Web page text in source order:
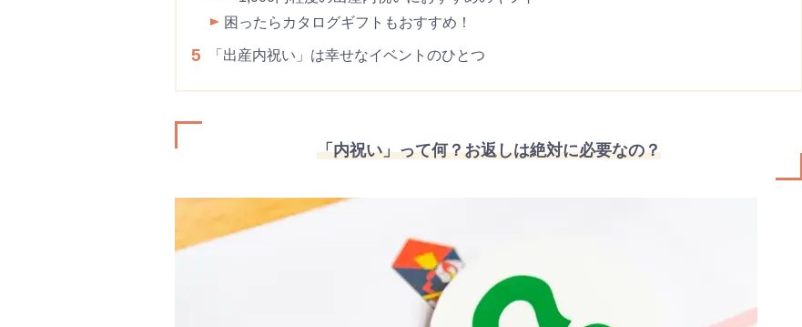
困ったらカタログギフトもおすすめ！
5 「出産内祝い」は幸せなイベントのひとつ
「内祝い」って何？お返しは絶対に必要なの？